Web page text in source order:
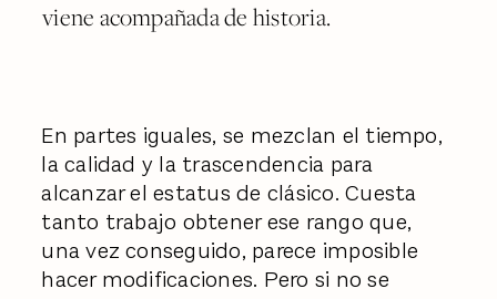
viene acompañada de historia.
En partes iguales, se mezclan el tiempo,
la calidad y la trascendencia para
alcanzar el estatus de clásico. Cuesta
tanto trabajo obtener ese rango que,
una vez conseguido, parece imposible
hacer modificaciones. Pero si no se